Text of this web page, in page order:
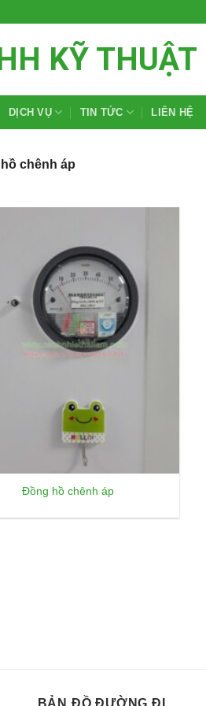
KỸ THUẬT
DỊCH VỤ TIN TỨC LIÊN HỆ
chênh áp
Đồng hồ chênh áp